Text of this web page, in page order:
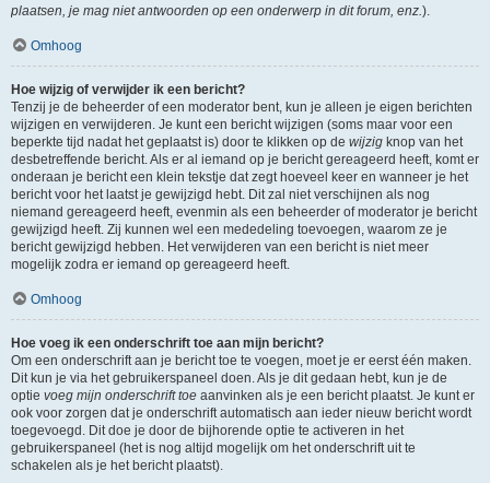
plaatsen, je mag niet antwoorden op een onderwerp in dit forum, enz.).
Omhoog
Hoe wijzig of verwijder ik een bericht?
Tenzij je de beheerder of een moderator bent, kun je alleen je eigen berichten
wijzigen en verwijderen. Je kunt een bericht wijzigen (soms maar voor een
beperkte tijd nadat het geplaatst is) door te klikken op de wijzig knop van het
desbetreffende bericht. Als er al iemand op je bericht gereageerd heeft, komt er
onderaan je bericht een klein tekstje dat zegt hoeveel keer en wanneer je het
bericht voor het laatst je gewijzigd hebt. Dit zal niet verschijnen als nog
niemand gereageerd heeft, evenmin als een beheerder of moderator je bericht
gewijzigd heeft. Zij kunnen wel een mededeling toevoegen, waarom ze je
bericht gewijzigd hebben. Het verwijderen van een bericht is niet meer
mogelijk zodra er iemand op gereageerd heeft.
Omhoog
Hoe voeg ik een onderschrift toe aan mijn bericht?
Om een onderschrift aan je bericht toe te voegen, moet je er eerst één maken.
Dit kun je via het gebruikerspaneel doen. Als je dit gedaan hebt, kun je de
optie voeg mijn onderschrift toe aanvinken als je een bericht plaatst. Je kunt er
ook voor zorgen dat je onderschrift automatisch aan ieder nieuw bericht wordt
toegevoegd. Dit doe je door de bijhorende optie te activeren in het
gebruikerspaneel (het is nog altijd mogelijk om het onderschrift uit te
schakelen als je het bericht plaatst).